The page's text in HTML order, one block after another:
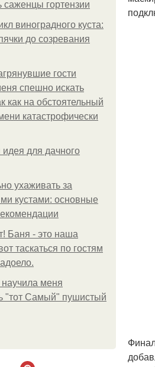
саженцы гортензии
виноградного куста:
до созревания
гости
спешно искать
как на обстоятельный
катастрофически
для дачного
ухаживать за
кустами: основные
Баня - это наша
таскаться по гостям
научила меня
"тот Самый" пушистый